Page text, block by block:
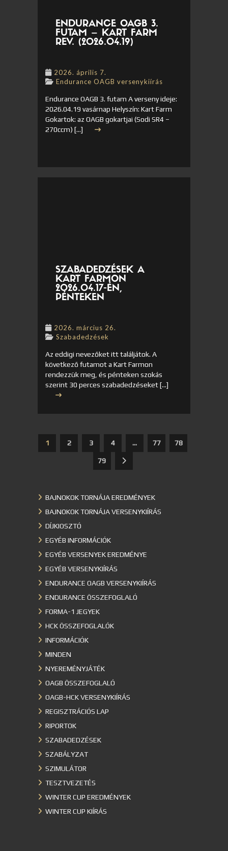
ENDURANCE OAGB 3.
FUTAM – KART FARM
REV. (2026.04.19)
2026. április 7.
Endurance OAGB versenykiírás
Endurance OAGB 3. futam A verseny ideje:
2026.04.19 vasárnap Helyszín: Kart Farm
Gokartok: az OAGB gokartjai (Sodi SR4 –
270ccm) […]
SZABADEDZÉSEK A
KART FARMON
2026.04.17-ÉN,
PÉNTEKEN
2026. március 26.
Szabadedzések
Az eddigi nevezőket itt találjátok. A
következő futamot a Kart Farmon
rendezzük meg, és pénteken szokás
szerint 30 perces szabadedzéseket […]
1 2 3 4 … 77 78
79
BAJNOKOK TORNÁJA EREDMÉNYEK
BAJNOKOK TORNÁJA VERSENYKIÍRÁS
DÍJKIOSZTÓ
EGYÉB INFORMÁCIÓK
EGYÉB VERSENYEK EREDMÉNYE
EGYÉB VERSENYKIÍRÁS
ENDURANCE OAGB VERSENYKIÍRÁS
ENDURANCE ÖSSZEFOGLALÓ
FORMA-1 JEGYEK
HCK ÖSSZEFOGLALÓK
INFORMÁCIÓK
MINDEN
NYEREMÉNYJÁTÉK
OAGB ÖSSZEFOGLALÓ
OAGB-HCK VERSENYKIÍRÁS
REGISZTRÁCIÓS LAP
RIPORTOK
SZABADEDZÉSEK
SZABÁLYZAT
SZIMULÁTOR
TESZTVEZETÉS
WINTER CUP EREDMÉNYEK
WINTER CUP KIÍRÁS